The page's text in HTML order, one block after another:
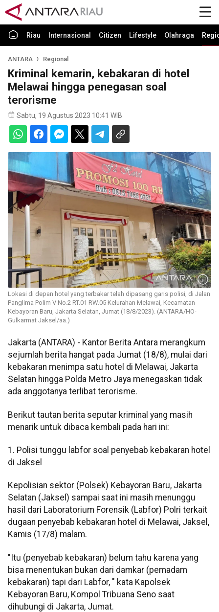
Riau Internasional Citizen Lifestyle Olahraga
ANTARA Regional
Kriminal kemarin, kebakaran di hotel
Melawai hingga penegasan soal
terorisme
Sabtu, 19 Agustus 2023 10:41 WIB
Lokasi di depan hotel yang terbakar telah dipasang garis polisi, di Jalan
Panglima Polim V No.2 RT.01 RW.05 Kelurahan Melawai, Kecamatan
Kebayoran Baru, Jakarta Selatan, Jumat (18/8/2023). (ANTARA/HO-
Gulkarmat Jaksel/aa.)
Jakarta (ANTARA) - Kantor Berita Antara merangkum
sejumlah berita hangat pada Jumat (18/8), mulai dari
kebakaran menimpa satu hotel di Melawai, Jakarta
Selatan hingga Polda Metro Jaya menegaskan tidak
ada anggotanya terlibat terorisme.
Berikut tautan berita seputar kriminal yang masih
menarik untuk dibaca kembali pada hari ini:
1. Polisi tunggu labfor soal penyebab kebakaran hotel
di Jaksel
Kepolisian sektor (Polsek) Kebayoran Baru, Jakarta
Selatan (Jaksel) sampai saat ini masih menunggu
hasil dari Laboratorium Forensik (Labfor) Polri terkait
dugaan penyebab kebakaran hotel di Melawai, Jaksel,
Kamis (17/8) malam.
"Itu (penyebab kebakaran) belum tahu karena yang
bisa menentukan bukan dari damkar (pemadam
kebakaran) tapi dari Labfor, " kata Kapolsek
Kebayoran Baru, Kompol Tribuana Seno saat
dihubungi di Jakarta, Jumat.